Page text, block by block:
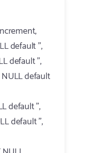
default '',
default '',
default
default '',
default '',